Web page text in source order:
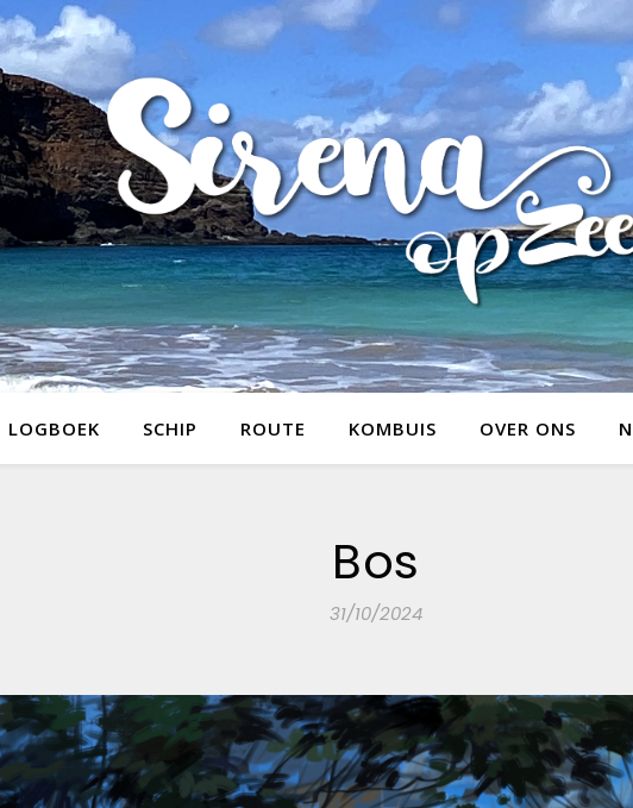
LOGBOEK SCHIP ROUTE KOMBUIS OVER ONS
Bos
31/10/2024